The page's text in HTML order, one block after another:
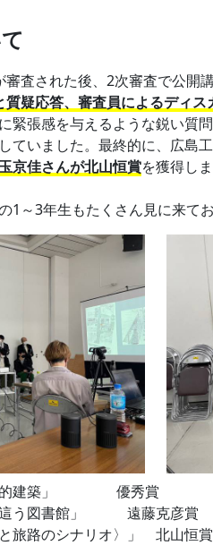
査された後、2次審査で公開
質疑応答、審査員によるディ
緊張感を与えるような鋭い質
ていました。最終的に、広島
京佳さんが北山恒賞を獲得し
1～3年生もたくさん見に来て
的建築」 優秀賞
う図書館」 遠藤克彦賞
路のシナリオ〉」 北山恒賞